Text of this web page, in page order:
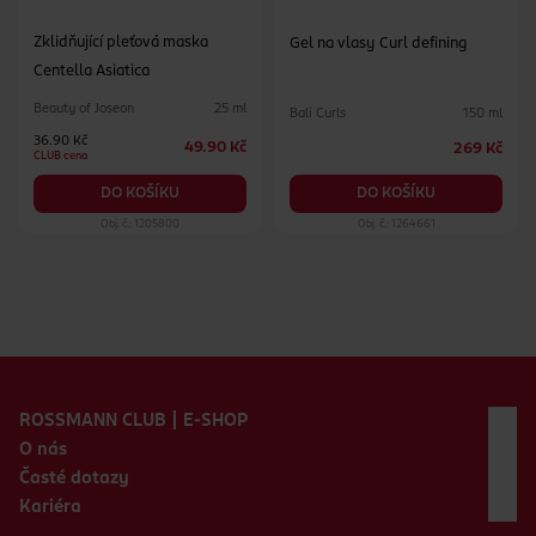
Zklidňující pleťová maska
Centella Asiatica
Beauty of Joseon 25 ml
36.90 Kč
CLUB cena
49.90 Kč
DO KOŠÍKU
Obj. č.: 1205800
Gel na vlasy Curl defining
Bali Curls 150 ml
269 Kč
DO KOŠÍKU
Obj. č.: 1264661
ROSSMANN CLUB | E-SHOP
O nás
Časté dotazy
Kariéra